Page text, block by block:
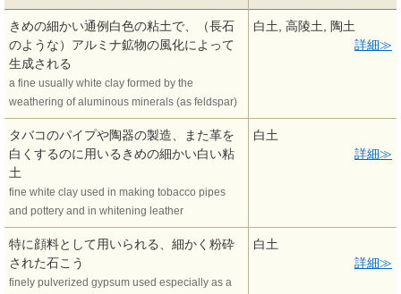
きめの細かい通例白色の粘土で、（長石
のような）アルミナ鉱物の風化によって
生成される
a fine usually white clay formed by the
weathering of aluminous minerals (as feldspar)
白土, 高陵土, 陶土
詳細
タバコのパイプや陶器の製造、また革を
白くするのに用いるきめの細かい白い粘
土
fine white clay used in making tobacco pipes
and pottery and in whitening leather
白土
詳細
特に顔料として用いられる、細かく粉砕
された石こう
finely pulverized gypsum used especially as a
白土
詳細